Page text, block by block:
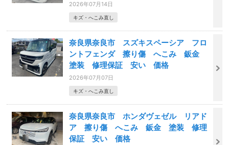
2026年07月14日
キズ・へこみ直し
奈良県奈良市 スズキスペーシア フロ
ントフェンダ 擦り傷 へこみ 鈑金
塗装 修理保証 安い 価格
2026年07月07日
キズ・へこみ直し
奈良県奈良市 ホンダヴェゼル リアド
ア 擦り傷 へこみ 鈑金 塗装 修理
保証 安い 価格